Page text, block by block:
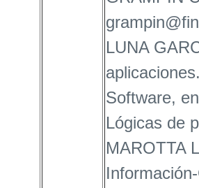
LUNA
Software,
Lógicas de
MAROTTA